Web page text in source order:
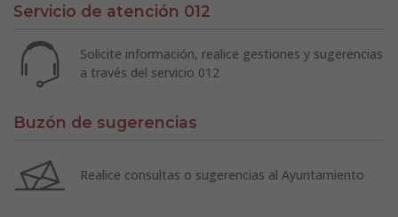
Servicio de atención 012
Solicite información, realice gestiones y sugerencias
a través del servicio 012
Buzón de sugerencias
Realice consultas o sugerencias al Ayuntamiento